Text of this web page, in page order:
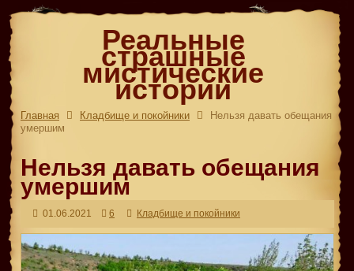
Реальные
страшные
мистические
истории
Главная Кладбище и покойники
Нельзя давать обещания
умершим
Нельзя давать обещания
умершим
01.06.2021 6 Кладбище и покойники